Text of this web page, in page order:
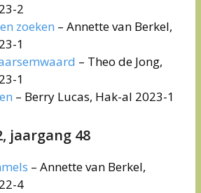
2
zoeken – Annette van Berkel,
1
– Theo de Jong,
1
– Berry Lucas, Hak-al 2023-1
jaargang 48
– Annette van Berkel,
4